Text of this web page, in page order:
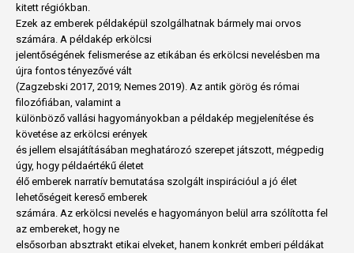
kitett régiókban.
Ezek az emberek példaképül szolgálhatnak bármely mai orvos
számára. A példakép erkölcsi
jelentőségének felismerése az etikában és erkölcsi nevelésben ma
újra fontos tényezővé vált
(Zagzebski 2017, 2019; Nemes 2019). Az antik görög és római
filozófiában, valamint a
különböző vallási hagyományokban a példakép megjelenítése és
követése az erkölcsi erények
és jellem elsajátításában meghatározó szerepet játszott, mégpedig
úgy, hogy példaértékű életet
élő emberek narratív bemutatása szolgált inspirációul a jó élet
lehetőségeit kereső emberek
számára. Az erkölcsi nevelés e hagyományon belül arra szólította fel
az embereket, hogy ne
elsősorban absztrakt etikai elveket, hanem konkrét emberi példákat